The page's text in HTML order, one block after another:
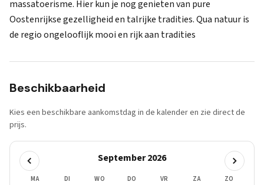
massatoerisme. Hier kun je nog genieten van pure
Oostenrijkse gezelligheid en talrijke tradities. Qua natuur is
de regio ongelooflijk mooi en rijk aan tradities
Beschikbaarheid
Kies een beschikbare aankomstdag in de kalender en zie direct de
prijs.
September 2026
MA DI WO DO VR ZA ZO